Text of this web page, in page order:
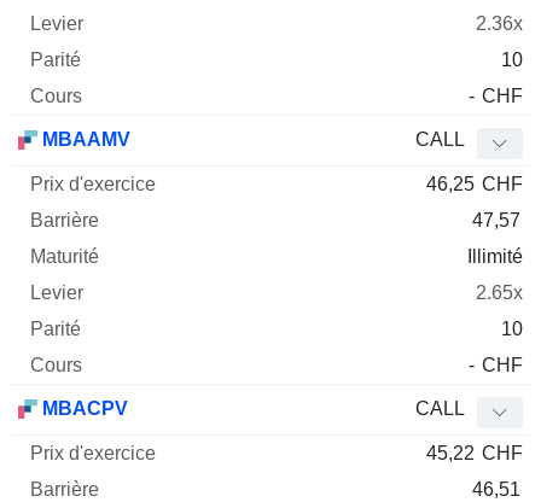
2.36x
10
- CHF
MBAAMV CALL
46,25 CHF
47,57
Illimité
2.65x
10
- CHF
MBACPV CALL
45,22 CHF
46,51